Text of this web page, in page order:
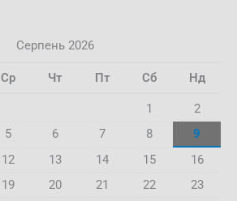
Серпень 2026
Ср Чт Пт Сб Нд
1
2
5 6 7 8
9
12 13 14 15
16
19 20 21 22
23